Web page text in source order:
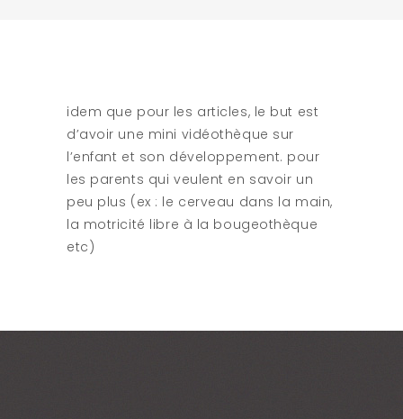
idem que pour les articles, le but est
d’avoir une mini vidéothèque sur
l’enfant et son développement. pour
les parents qui veulent en savoir un
peu plus (ex : le cerveau dans la main,
la motricité libre à la bougeothèque
etc)